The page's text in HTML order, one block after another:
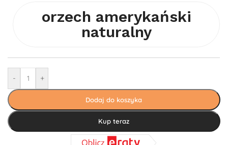
orzech amerykański
naturalny
- +
Dodaj do koszyka
Kup teraz